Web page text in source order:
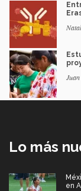
Lo más
en